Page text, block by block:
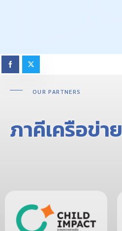
OUR PARTNERS
ภาคีเครือข่าย